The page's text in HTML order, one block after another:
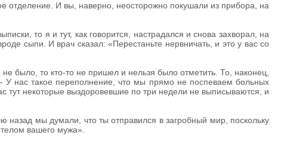
отделение. И вы, наверно, неосторожно покушали из прибора, на
то я и тут, как говорится, настрадался и снова захворал, на
сыпи. И врач сказал: «Перестаньте нервничать, и это у вас со
было, то кто-то не пришел и нельзя было отметить. То, наконец,
нас такое переполнение, что мы прямо не поспеваем больных
тут некоторые выздоровевшие по три недели не выписываются, и
мы думали, что ты отправился в загробный мир, поскольку
вашего мужа».